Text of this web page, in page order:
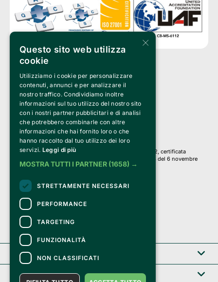
Clappit è un marchio di proprietà di:
Bemils Srl
a Socio Unico
Via Fosse Ardeatine, 4 -20092 Cinisello Balsamo (MI)
PI 05589050961
Iscr. C.C.I.A.A. Milano R.E.A. 1833471
© 2010-2025 Bemils Srl - Tutti i diritti riservati
Credits:
Clappit è basato sulla piattaforma di biglietteria Belive 6.2, certificata
dall’Agenzia delle Entrate con protocollo n. 2025/445474 del 6 novembre
2025.
Su Clappit i tuoi acquisti ed i tuoi dati
sono sicuri e protetti da un certificato SSL
con crittografia a 128 bit.
Clappit
Help center
×
Questo sito web utilizza
cookie
Utilizziamo i cookie per personalizzare
contenuti, annunci e per analizzare il
nostro traffico. Condividiamo inoltre
informazioni sul tuo utilizzo del nostro sito
con i nostri partner pubblicitari e di analisi
che potrebbero combinarle con altre
informazioni che hai fornito loro o che
hanno raccolto dal tuo utilizzo dei loro
servizi. Leggi di più
MOSTRA TUTTI I PARTNER (1658) →
STRETTAMENTE NECESSARI
PERFORMANCE
TARGETING
FUNZIONALITÀ
NON CLASSIFICATI